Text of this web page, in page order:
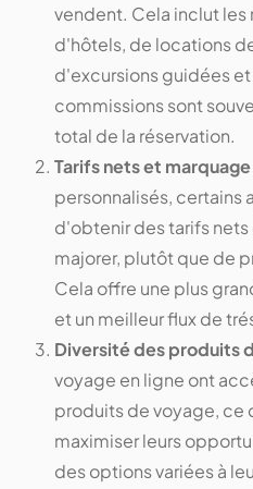
vendent. Cela inclut les
d'hôtels, de locations
d'excursions guidées
commissions sont
total de la réservation.
Tarifs nets et marquage
personnalisés, certains
d'obtenir des tarifs
majorer, plutôt que de
Cela offre une plus
et un meilleur flux de
Diversité des produits
voyage en ligne ont
produits de voyage, ce
maximiser leurs
des options variées à